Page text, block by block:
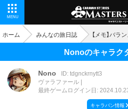
MENU
ホーム みんなの旅日誌
Nonoのキャラク
Nono
ID: tdgnckrnytt3
ヴァラファール
最終ゲームログイン日:
キャラバン情報